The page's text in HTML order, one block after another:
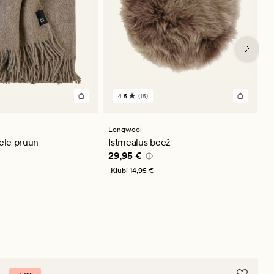
pruun
€
15
hinnanguga
4.5
4.5 (15)
Longwool
Istmealus beež
Pris_ee 29,95 €
29,95 €
Klubi14,95 €